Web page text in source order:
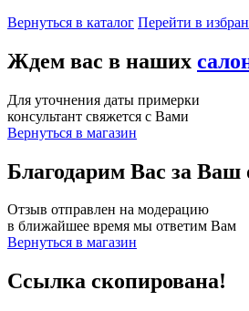
Вернуться в каталог Перейти в
Ждем вас в наших
Для уточнения даты примерки
консультант свяжется с Вами
Вернуться в магазин
Благодарим Вас за Ваш
Отзыв отправлен на модерацию
в ближайшее время мы ответим Вам
Вернуться в магазин
Ссылка скопирована!